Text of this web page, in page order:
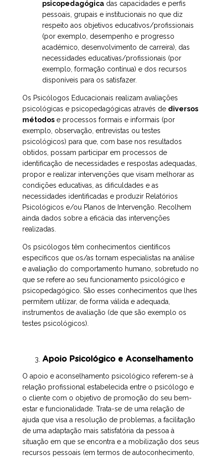
psicopedagógica das capacidades e perfis
pessoais, grupais e institucionais no que diz
respeito aos objetivos educativos/profissionais
(por exemplo, desempenho e progresso
académico, desenvolvimento de carreira), das
necessidades educativas/profissionais (por
exemplo, formação contínua) e dos recursos
disponíveis para os satisfazer.
Os Psicólogos Educacionais realizam avaliações
psicológicas e psicopedagógicas através de diversos
métodos e processos formais e informais (por
exemplo, observação, entrevistas ou testes
psicológicos) para que, com base nos resultados
obtidos, possam participar em processos de
identificação de necessidades e respostas adequadas,
propor e realizar intervenções que visam melhorar as
condições educativas, as dificuldades e as
necessidades identificadas e produzir Relatórios
Psicológicos e/ou Planos de Intervenção. Recolhem
ainda dados sobre a eficácia das intervenções
realizadas.
Os psicólogos têm conhecimentos científicos
específicos que os/as tornam especialistas na análise
e avaliação do comportamento humano, sobretudo no
que se refere ao seu funcionamento psicológico e
psicopedagógico. São esses conhecimentos que lhes
permitem utilizar, de forma válida e adequada,
instrumentos de avaliação (de que são exemplo os
testes psicológicos).
Apoio Psicológico e Aconselhamento
O apoio e aconselhamento psicológico referem-se à
relação profissional estabelecida entre o psicólogo e
o cliente com o objetivo de promoção do seu bem-
estar e funcionalidade. Trata-se de uma relação de
ajuda que visa a resolução de problemas, a facilitação
de uma adaptação mais satisfatória da pessoa à
situação em que se encontra e a mobilização dos seus
recursos pessoais (em termos de autoconhecimento,